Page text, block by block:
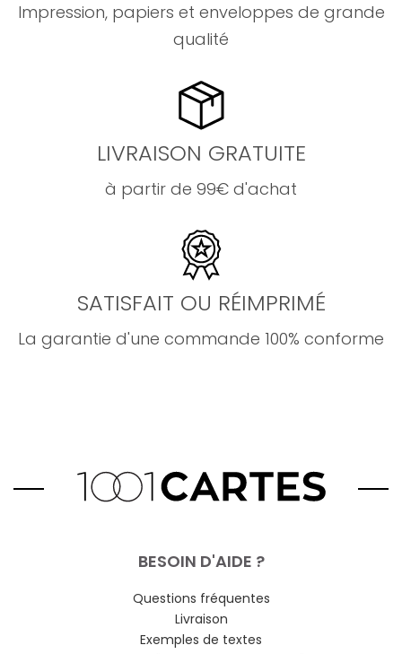
Impression, papiers et enveloppes de grande
qualité
LIVRAISON GRATUITE
à partir de 99€ d'achat
SATISFAIT OU RÉIMPRIMÉ
La garantie d'une commande 100% conforme
BESOIN D'AIDE ?
Questions fréquentes
Livraison
Exemples de textes